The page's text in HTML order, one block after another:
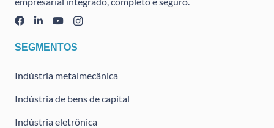
SEGMENTOS
Indústria metalmecânica
Indústria de bens de capital
Indústria eletrônica